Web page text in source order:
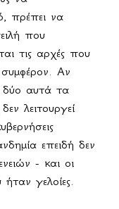
πρέπει να
που
τις αρχές που
Αν
αυτά τα
λειτουργεί
επειδή δεν
- και οι
γελοίες.